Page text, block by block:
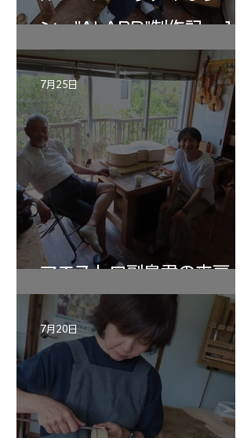
ン ”ALARD"制作記 １2
マエストロ副島君の来房
7月25日
7月20日